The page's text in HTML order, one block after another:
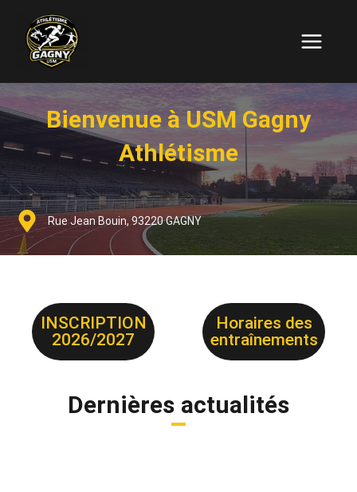
contenu
Menu
Bienvenue à USM Gagny
Athlétisme
Rue Jean Bouin, 93220 GAGNY
INSCRIPTION
2026/2027
Horaires des
entraînements
Dernières actualités